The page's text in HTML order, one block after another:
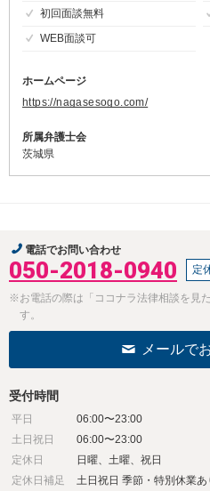
初回面談無料
WEB面談可
ホームページ
https://nagasesogo.com/
所属弁護士会
茨城県
電話でお問い合わせ
050-2018-0940 定
※お電話の際は「ココナラ法律相談を見
す。
メールで
受付時間
平日
06:00〜23:00
土日祝日
06:00〜23:00
定休日
日曜、土曜、祝日
定休日補足
土日祝日 季節・特別休業